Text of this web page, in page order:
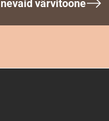
värvitoone